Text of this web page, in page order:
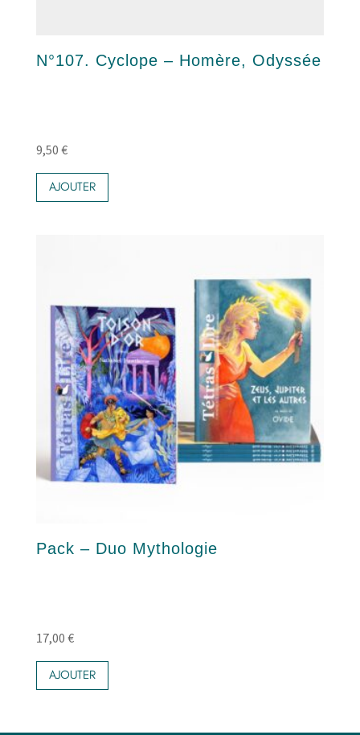
N°107. Cyclope – Homère, Odyssée
9,50 €
AJOUTER
Pack – Duo Mythologie
17,00 €
AJOUTER